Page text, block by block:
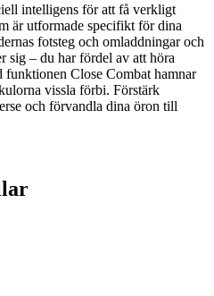
intelligens för att få verkligt
är utformade specifikt för dina
fotsteg och omladdningar och
sig – du har fördel av att höra
Close Combat hamnar
vissla förbi. Förstärk
och förvandla dina öron till